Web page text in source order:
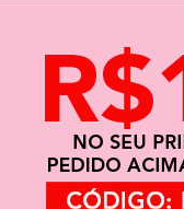
outras opções.
NOS EM